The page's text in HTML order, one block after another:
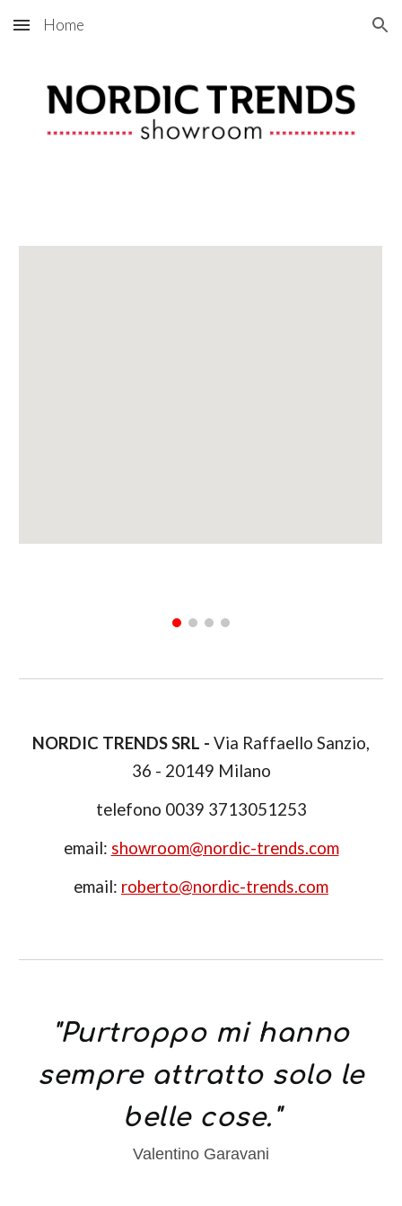
Skip to main content Skip to navigation
Home
NORDIC TRENDS SRL - Via Raffaello Sanzio,
36 - 20149 Milano
telefono 0039 3713051253
email: showroom@nordic-trends.com
email: roberto@nordic-trends.com
"Purtroppo mi hanno
sempre attratto solo le
belle cose."
Valentino Garavani